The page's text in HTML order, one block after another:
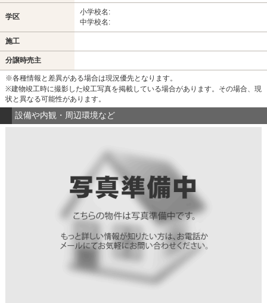
学区
小学校名:
中学校名:
施工
分譲時売主
※各種情報と差異がある場合は現況優先となります。
※建物竣工時に撮影した竣工写真を掲載している場合があります。その場合、現
状と異なる可能性があります。
設備や内観・周辺環境など